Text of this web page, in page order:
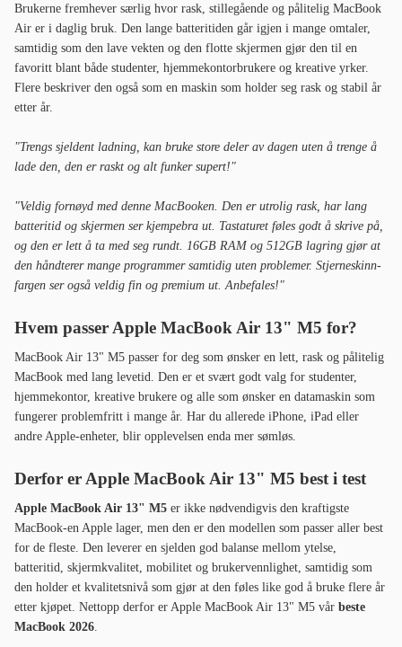
Brukerne fremhever særlig hvor rask, stillegående og pålitelig MacBook
Air er i daglig bruk. Den lange batteritiden går igjen i mange omtaler,
samtidig som den lave vekten og den flotte skjermen gjør den til en
favoritt blant både studenter, hjemmekontorbrukere og kreative yrker.
Flere beskriver den også som en maskin som holder seg rask og stabil år
etter år.
"Trengs sjeldent ladning, kan bruke store deler av dagen uten å trenge å
lade den, den er raskt og alt funker supert!"
"Veldig fornøyd med denne MacBooken. Den er utrolig rask, har lang
batteritid og skjermen ser kjempebra ut. Tastaturet føles godt å skrive på,
og den er lett å ta med seg rundt. 16GB RAM og 512GB lagring gjør at
den håndterer mange programmer samtidig uten problemer. Stjerneskinn-
fargen ser også veldig fin og premium ut. Anbefales!"
Hvem passer Apple MacBook Air 13" M5 for?
MacBook Air 13" M5 passer for deg som ønsker en lett, rask og pålitelig
MacBook med lang levetid. Den er et svært godt valg for studenter,
hjemmekontor, kreative brukere og alle som ønsker en datamaskin som
fungerer problemfritt i mange år. Har du allerede iPhone, iPad eller
andre Apple-enheter, blir opplevelsen enda mer sømløs.
Derfor er Apple MacBook Air 13" M5 best i test
Apple MacBook Air 13" M5 er ikke nødvendigvis den kraftigste
MacBook-en Apple lager, men den er den modellen som passer aller best
for de fleste. Den leverer en sjelden god balanse mellom ytelse,
batteritid, skjermkvalitet, mobilitet og brukervennlighet, samtidig som
den holder et kvalitetsnivå som gjør at den føles like god å bruke flere år
etter kjøpet. Nettopp derfor er Apple MacBook Air 13" M5 vår beste
MacBook 2026